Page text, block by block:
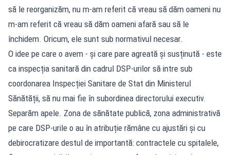
să le reorganizăm, nu m-am referit că vreau să dăm oameni nu
m-am referit că vreau să dăm oameni afară sau să le
închidem. Oricum, ele sunt sub normativul necesar.
O idee pe care o avem - și care pare agreată și susținută - este
ca inspecția sanitară din cadrul DSP-urilor să intre sub
coordonarea Inspecției Sanitare de Stat din Ministerul
Sănătății, să nu mai fie în subordinea directorului executiv.
Separăm apele. Zona de sănătate publică, zona administrativă
pe care DSP-urile o au în atribuție rămâne cu ajustări și cu
debirocratizare destul de importantă: contractele cu spitalele,